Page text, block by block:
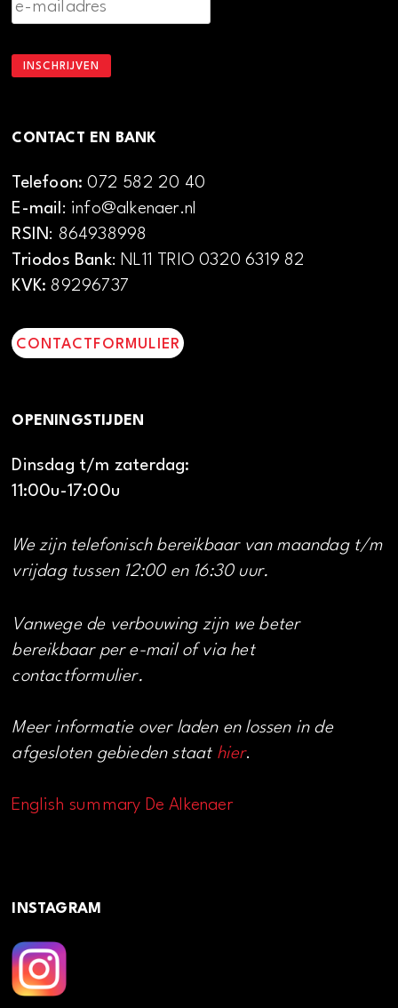
CONTACT EN BANK
Telefoon:072 582 20 40
E-mail: info@alkenaer.nl
RSIN: 864938998
Triodos Bank: NL11 TRIO 0320 6319 82
KVK: 89296737
CONTACTFORMULIER
OPENINGSTIJDEN
Dinsdag t/m zaterdag:
11:00u-17:00u
We zijn telefonisch bereikbaar van maandag t/m
vrijdag tussen 12:00 en 16:30 uur.
Vanwege de verbouwing zijn we beter
bereikbaar per e-mail of via het
contactformulier.
Meer informatie over laden en lossen in de
afgesloten gebieden staat hier.
English summary De Alkenaer
INSTAGRAM